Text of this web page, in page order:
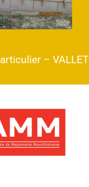
– VALLET